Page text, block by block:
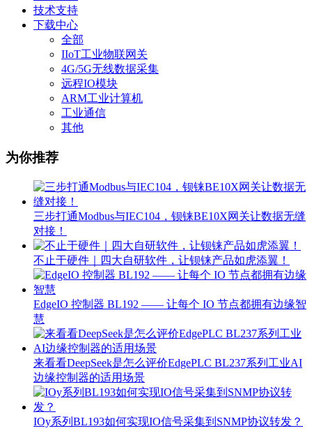
技术支持
下载中心
全部
IIoT工业物联网关
4G/5G无线数据采集
远程IO模块
ARM工业计算机
工业通信
其他
为你推荐
三步打通Modbus与IEC104，钡铼BE10X网关让数据无缝
对接！
不止于硬件｜四大自研软件，让钡铼产品如虎添翼！
EdgeIO 控制器 BL192 —— 让每个 IO 节点都拥有边缘智
慧
来看看DeepSeek是怎么评价EdgePLC BL237系列工业AI
边缘控制器的适用场景
IOy系列BL193如何实现IO信号采集到SNMP协议转发？